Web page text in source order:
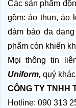
Các sản phẩm
gồm: áo thun, áo
đảm bảo đa
phẩm còn khiến
Mọi thông tin
Uniform, quý
CÔNG TY TNHH
Hotline: 090 313